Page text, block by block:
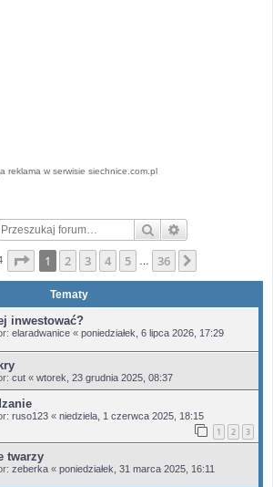
reklama w serwisie siechnice.com.pl
Szukaj
Strona1 z36
1 2 3 4 5 36
Tematy
inwestować?
elaradwanice « poniedziałek, 6 lipca 2026, 17:29
cut « wtorek, 23 grudnia 2025, 08:37
ruso123 « niedziela, 1 czerwca 2025, 18:15
1 2 3
twarzy
zeberka « poniedziałek, 31 marca 2025, 16:11